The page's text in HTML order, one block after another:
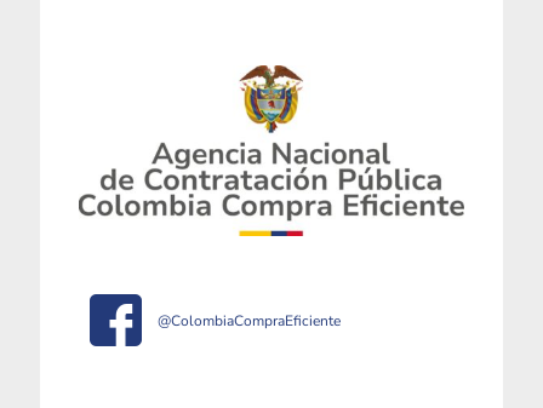
@ColombiaCompraEficiente